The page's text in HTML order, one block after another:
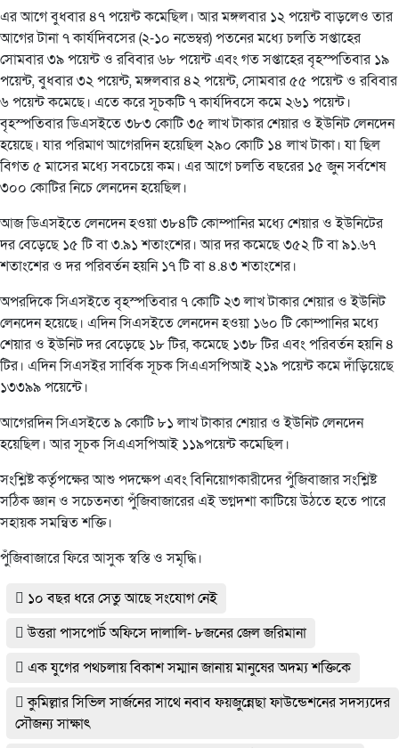
এর আগে বুধবার ৪৭ পয়েন্ট কমেছিল। আর মঙ্গলবার ১২ পয়েন্ট বাড়লেও তার
আগের টানা ৭ কার্যদিবসের (২-১০ নভেম্বর) পতনের মধ্যে চলতি সপ্তাহের
সোমবার ৩৯ পয়েন্ট ও রবিবার ৬৮ পয়েন্ট এবং গত সপ্তাহের বৃহস্পতিবার ১৯
পয়েন্ট, বুধবার ৩২ পয়েন্ট, মঙ্গলবার ৪২ পয়েন্ট, সোমবার ৫৫ পয়েন্ট ও রবিবার
৬ পয়েন্ট কমেছে। এতে করে সূচকটি ৭ কার্যদিবসে কমে ২৬১ পয়েন্ট।
বৃহস্পতিবার ডিএসইতে ৩৮৩ কোটি ৩৫ লাখ টাকার শেয়ার ও ইউনিট লেনদেন
হয়েছে। যার পরিমাণ আগেরদিন হয়েছিল ২৯০ কোটি ১৪ লাখ টাকা। যা ছিল
বিগত ৫ মাসের মধ্যে সবচেয়ে কম। এর আগে চলতি বছরের ১৫ জুন সর্বশেষ
৩০০ কোটির নিচে লেনদেন হয়েছিল।
আজ ডিএসইতে লেনদেন হওয়া ৩৮৪টি কোম্পানির মধ্যে শেয়ার ও ইউনিটের
দর বেড়েছে ১৫ টি বা ৩.৯১ শতাংশের। আর দর কমেছে ৩৫২ টি বা ৯১.৬৭
শতাংশের ও দর পরিবর্তন হয়নি ১৭ টি বা ৪.৪৩ শতাংশের।
অপরদিকে সিএসইতে বৃহস্পতিবার ৭ কোটি ২৩ লাখ টাকার শেয়ার ও ইউনিট
লেনদেন হয়েছে। এদিন সিএসইতে লেনদেন হওয়া ১৬০ টি কোম্পানির মধ্যে
শেয়ার ও ইউনিট দর বেড়েছে ১৮ টির, কমেছে ১৩৮ টির এবং পরিবর্তন হয়নি ৪
টির। এদিন সিএসইর সার্বিক সূচক সিএএসপিআই ২১৯ পয়েন্ট কমে দাঁড়িয়েছে
১৩৩৯৯ পয়েন্টে।
আগেরদিন সিএসইতে ৯ কোটি ৮১ লাখ টাকার শেয়ার ও ইউনিট লেনদেন
হয়েছিল। আর সূচক সিএএসপিআই ১১৯পয়েন্ট কমেছিল।
সংশ্লিষ্ট কর্তৃপক্ষের আশু পদক্ষেপ এবং বিনিয়োগকারীদের পুঁজিবাজার সংশ্লিষ্ট
সঠিক জ্ঞান ও সচেতনতা পুঁজিবাজারের এই ভগ্নদশা কাটিয়ে উঠতে হতে পারে
সহায়ক সমন্বিত শক্তি।
পুঁজিবাজারে ফিরে আসুক স্বস্তি ও সমৃদ্ধি।
১০ বছর ধরে সেতু আছে সংযোগ নেই
উত্তরা পাসপোর্ট অফিসে দালালি- ৮জনের জেল জরিমানা
এক যুগের পথচলায় বিকাশ সম্মান জানায় মানুষের অদম্য শক্তিকে
কুমিল্লার সিভিল সার্জনের সাথে নবাব ফয়জুন্নেছা ফাউন্ডেশনের সদস্যদের
সৌজন্য সাক্ষাৎ